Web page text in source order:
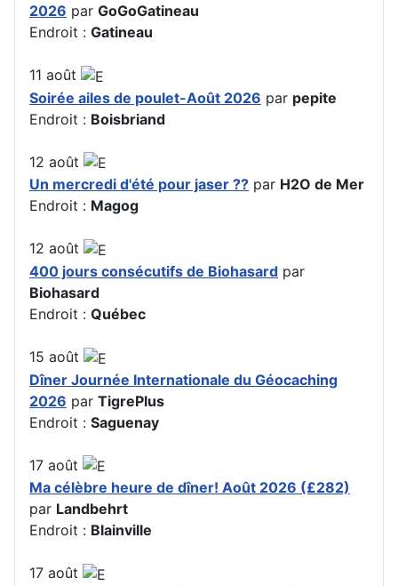
2026 par GoGoGatineau
Endroit : Gatineau
11 août
Soirée ailes de poulet-Août 2026 par pepite
Endroit : Boisbriand
12 août
Un mercredi d'été pour jaser ?? par H2O de Mer
Endroit : Magog
12 août
400 jours consécutifs de Biohasard par
Biohasard
Endroit : Québec
15 août
Dîner Journée Internationale du Géocaching
2026 par TigrePlus
Endroit : Saguenay
17 août
Ma célèbre heure de dîner! Août 2026 (£282)
par Landbehrt
Endroit : Blainville
17 août